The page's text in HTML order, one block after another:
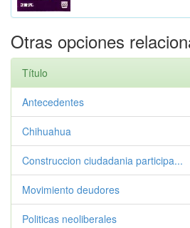
Otras opciones
Título
Antecedentes
Chihuahua
Construccion ciudadania participa...
Movimiento deudores
Politicas neoliberales